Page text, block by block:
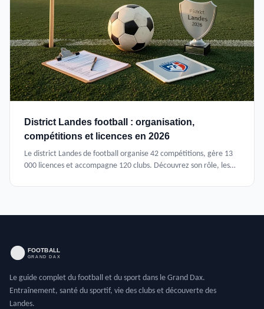
District Landes football : organisation,
compétitions et licences en 2026
Le district Landes de football organise 42 compétitions, gère 13
000 licences et accompagne 120 clubs. Découvrez son rôle, les
Le guide complet du football et du sport dans le Grand Dax.
Entraînement, santé du sportif, vie des clubs et découverte des
Landes.